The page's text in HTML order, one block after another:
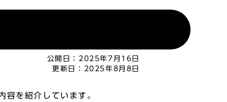
公開日： 2025年7月16日
更新日：
2025年8月8日
容を紹介しています。